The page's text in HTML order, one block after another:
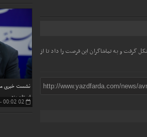
گرفت و به تماشاگران این فرصت را داد تا از
http://www.yazdfarda.com/news/
نشست خبری
استان یزد